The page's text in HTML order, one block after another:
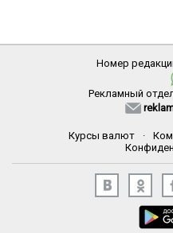
Номер
Рекламный
Курсы валют ·